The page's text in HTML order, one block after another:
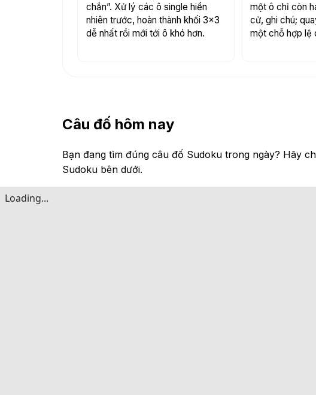
chắn”. Xử lý các ô single hiển
nhiên trước, hoàn thành khối 3×3
dễ nhất rồi mới tới ô khó hơn.
một ô chỉ còn
cử, ghi chú;
một chỗ hợp lệ
Câu đố hôm nay
Bạn đang tìm đúng câu đố Sudoku trong ngày? Hãy
Sudoku bên dưới.